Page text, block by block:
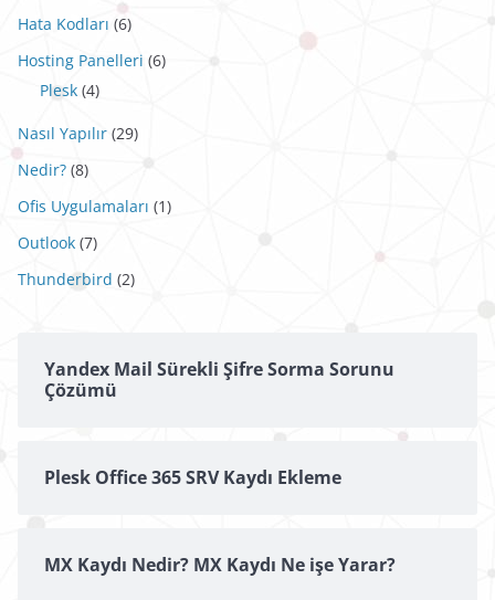
Hata Kodları (6)
Hosting Panelleri (6)
Plesk (4)
Nasıl Yapılır (29)
Nedir? (8)
Ofis Uygulamaları (1)
Outlook (7)
Thunderbird (2)
Yandex Mail Sürekli Şifre Sorma Sorunu
Çözümü
Plesk Office 365 SRV Kaydı Ekleme
MX Kaydı Nedir? MX Kaydı Ne işe Yarar?